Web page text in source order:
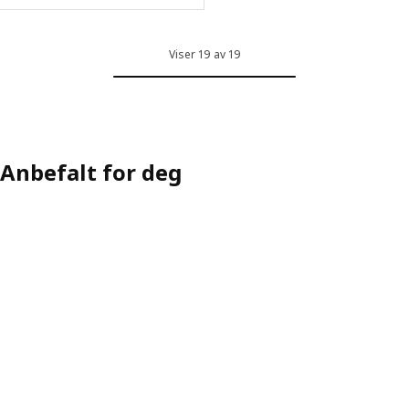
Viser 19 av 19
Anbefalt for deg